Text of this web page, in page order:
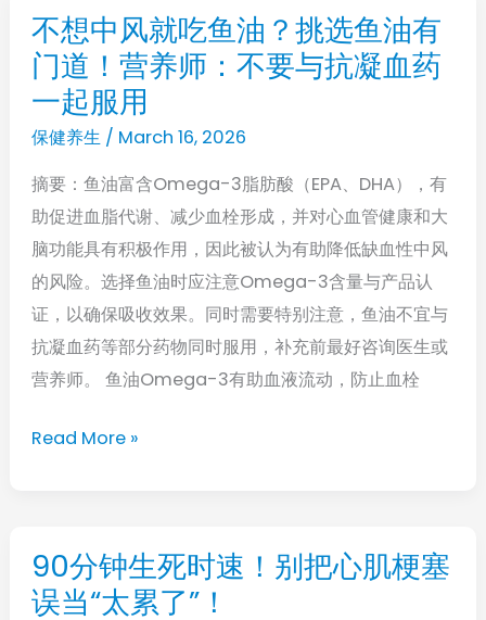
死
真
的
会
上
门
或
引
起
糖
飙
升
不想中风就吃鱼油？挑选鱼油有
门道！营养师：不要与抗凝血药
一起服用
保健养生/ March 16, 2026
摘要：鱼油富含Omega-3脂肪酸（EPA、DHA），有
助促进血脂代谢、减少血栓形成，并对心血管健康和大
脑功能具有积极作用，因此被认为有助降低缺血性中风
的风险。选择鱼油时应注意Omega-3含量与产品认
证，以确保吸收效果。同时需要特别注意，鱼油不宜与
抗凝血药等部分药物同时服用，补充前最好咨询医生或
营养师。 鱼油Omega-3有助血液流动，防止血栓
不
想
风
吃
鱼
油？
挑
选
鱼
油
门
师：
不
Read More »
90分钟生死时速！别把心肌梗塞
误当“太累了”！
90
分